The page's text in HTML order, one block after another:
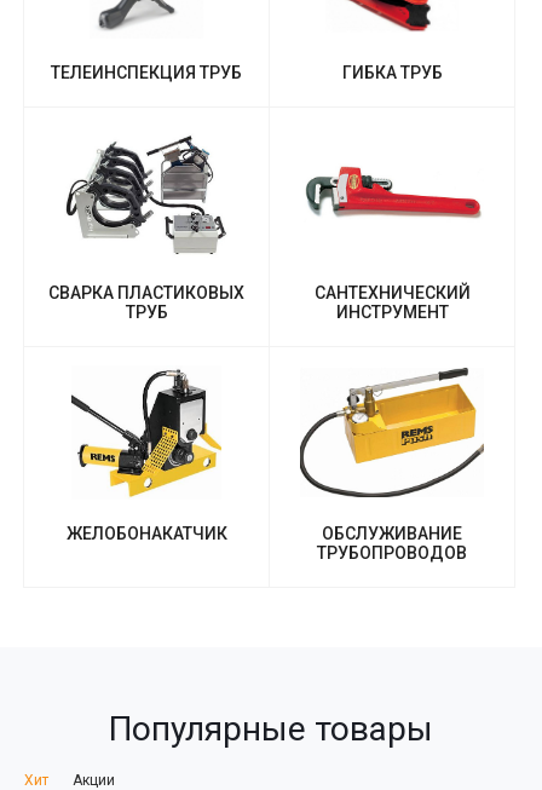
ТЕЛЕИНСПЕКЦИЯ ТРУБ ГИБКА ТРУБ
СВАРКА ПЛАСТИКОВЫХ
ТРУБ
САНТЕХНИЧЕСКИЙ
ИНСТРУМЕНТ
ЖЕЛОБОНАКАТЧИК
ОБСЛУЖИВАНИЕ
ТРУБОПРОВОДОВ
Популярные товары
Хит Акции